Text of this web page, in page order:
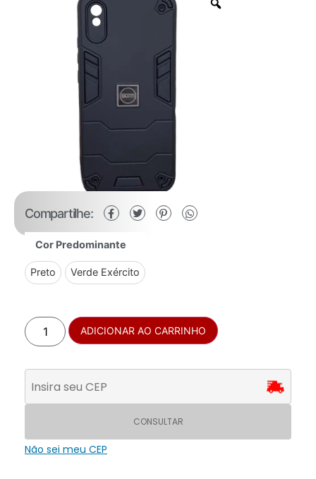
Compartilhe:
Cor Predominante
Preto Verde Exército
ADICIONAR AO CARRINHO
CONSULTAR
Não sei meu CEP